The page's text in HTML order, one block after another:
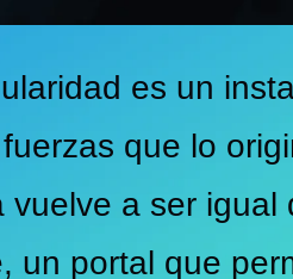
es un
que lo
vuelve a ser igual
un portal que